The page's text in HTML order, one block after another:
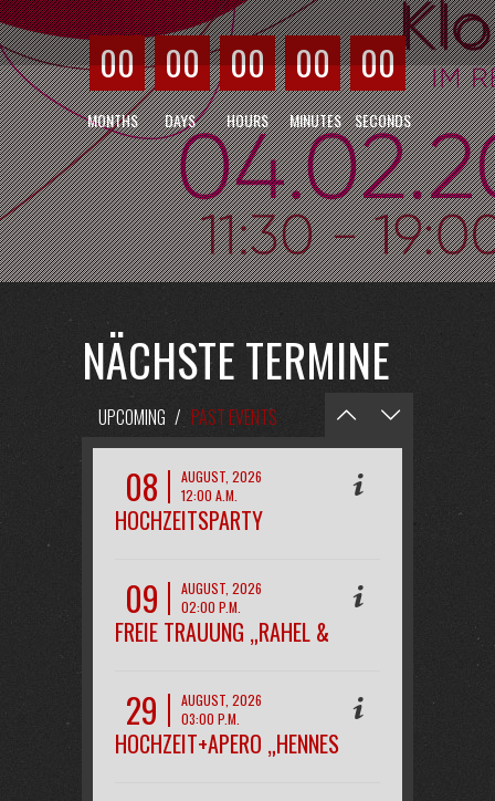
00 00 00 00 00
MONTHS DAYS HOURS MINUTES SECONDS
NÄCHSTE TERMINE
UPCOMING / PAST EVENTS
08
AUGUST, 2026
12:00 A.M.
HOCHZEITSPARTY
09
AUGUST, 2026
02:00 P.M.
FREIE TRAUUNG „RAHEL &
29
AUGUST, 2026
03:00 P.M.
HOCHZEIT+APERO „HENNES